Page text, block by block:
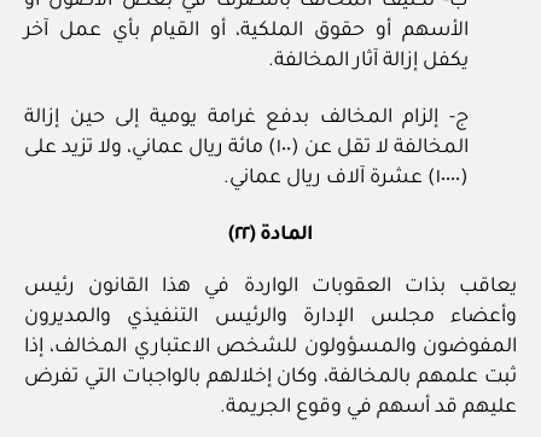
الأسهم أو حقوق الملكية، أو القيام بأي عمل آخر
يكفل إزالة آثار المخالفة.
ج- إلزام المخالف بدفع غرامة يومية إلى حين إزالة
المخالفة لا تقل عن (١٠٠) مائة ريال عماني، ولا تزيد على
(١٠٠٠٠) عشرة آلاف ريال عماني.
المادة (٢٢)
يعاقب بذات العقوبات الواردة في هذا القانون رئيس
وأعضاء مجلس الإدارة والرئيس التنفيذي والمديرون
المفوضون والمسؤولون للشخص الاعتباري المخالف، إذا
ثبت علمهم بالمخالفة، وكان إخلالهم بالواجبات التي تفرض
عليهم قد أسهم في وقوع الجريمة.